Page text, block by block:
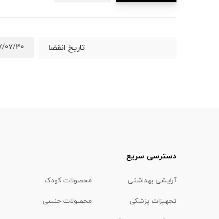
تاریخ انقضا 07/30
دسترسی سریع
آرایشی بهداشتی محصولات کودک
تجهیزات پزشکی محصولات جنسی